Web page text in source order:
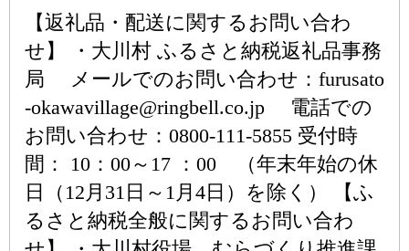
【返礼品・配送に関するお問い合わ
せ】 ・大川村 ふるさと納税返礼品事務
局 メールでのお問い合わせ：furusato
-okawavillage@ringbell.co.jp 電話での
お問い合わせ：0800-111-5855 受付時
間： 10：00～17 ：00 （年末年始の休
日（12月31日～1月4日）を除く） 【ふ
るさと納税全般に関するお問い合わ